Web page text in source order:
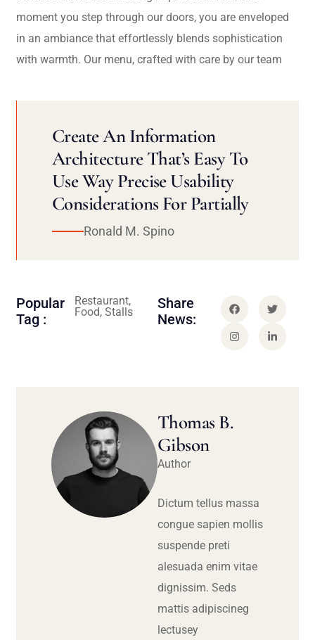
moment you step through our doors, you are enveloped
in an ambiance that effortlessly blends sophistication
with warmth. Our menu, crafted with care by our team
Create An Information
Architecture That’s Easy To
Use Way Precise Usability
Considerations For Partially
Ronald M. Spino
Popular
Tag :
Restaurant,
Food, Stalls
Share
News:
Thomas B.
Gibson
Author
Dictum tellus massa
congue sapien mollis
suspende preti
alesuada enim vitae
dignissim. Seds
mattis adipiscineg
lectusey